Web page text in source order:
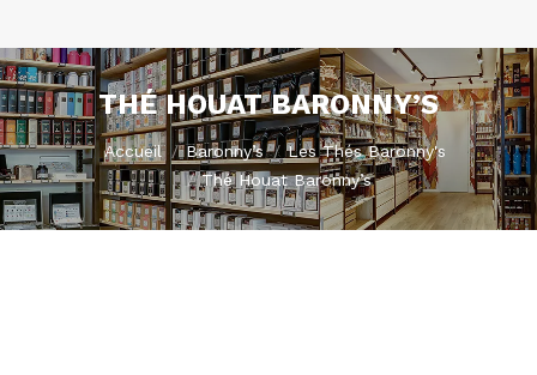
THÉ HOUAT BARONNY’S
Vous êtes ici :
Accueil Baronny’s
Les Thés Baronny's
Thé Houat Baronny’s